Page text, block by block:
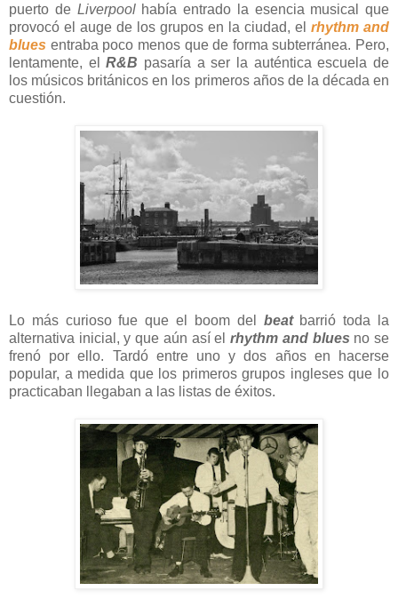
puerto de Liverpool había entrado la esencia musical que
provocó el auge de los grupos en la ciudad, el rhythm and
blues entraba poco menos que de forma subterránea. Pero,
lentamente, elR&B pasaría a ser la auténtica escuela de
los músicos británicos en los primeros años de la década en
cuestión.
Lo más curioso fue que el boom del beat barrió toda la
alternativa inicial, y que aún así elrhythm and blues no se
frenó por ello. Tardó entre uno y dos años en hacerse
popular, a medida que los primeros grupos ingleses que lo
practicaban llegaban a las listas de éxitos.